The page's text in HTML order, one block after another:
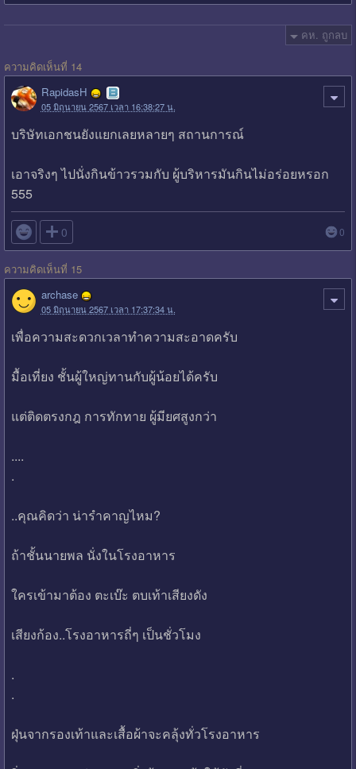
คห. ถูกลบ
ความคิดเห็นที่ 14
RapidasH
05 มิถุนายน 2567 เวลา 16:38:27 น.
บริษัทเอกชนยังแยกเลยหลายๆ สถานการณ์
เอาจริงๆ ไปนั่งกินข้าวรวมกับ ผู้บริหารมันกินไม่อร่อยหรอก
555
 0 0
ความคิดเห็นที่ 15
archase
05 มิถุนายน 2567 เวลา 17:37:34 น.
เพื่อความสะดวกเวลาทำความสะอาดครับ
มื้อเที่ยง ชั้นผู้ใหญ่ทานกับผู้น้อยได้ครับ
แต่ติดตรงกฎ การทักทาย ผู้มียศสูงกว่า
....
.
..คุณคิดว่า น่ารำคาญไหม?
ถ้าชั้นนายพล นั่งในโรงอาหาร
ใครเข้ามาต้อง ตะเบ๊ะ ตบเท้าเสียงดัง
เสียงก้อง..โรงอาหารถี่ๆ เป็นชั่วโมง
.
.
ฝุ่นจากรองเท้าและเสื้อผ้าจะคลุ้งทั่วโรงอาหาร